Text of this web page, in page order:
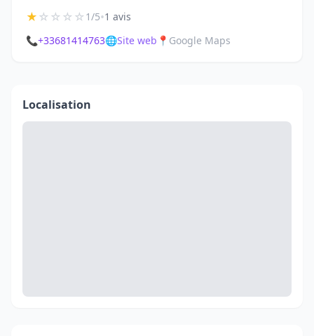
★☆☆☆☆1/5•1 avis
📞+33681414763🌐Site web 📍 Google Maps
Localisation